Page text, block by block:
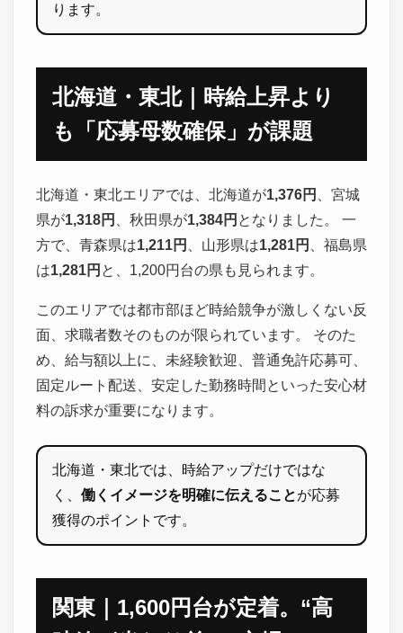
ります。
北海道・東北｜時給上昇より
も「応募母数確保」が課題
北海道・東北エリアでは、北海道が1,376円
、宮城
県が1,318円 、秋田県が1,384円 となりました。 一
方で、青森県は1,211円 、山形県は1,281円
、福島県
は1,281円 と、1,200円台の県も見られます。
このエリアでは都市部ほど時給競争が激しくない反
面、求職者数そのものが限られています。 そのた
め、給与額以上に、未経験歓迎、普通免許応募可、
固定ルート配送、安定した勤務時間といった安心材
料の訴求が重要になります。
北海道・東北では、時給アップだけではな
く、 働くイメージを明確に伝えることが応募
獲得のポイントです。
関東｜1,600円台が定着。“高